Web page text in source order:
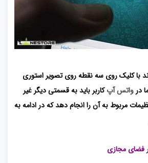
با کلیک روی سه نقطه روی تصویر استوری
درواتس آپکاربر باید به قسمتی دیگر غیر
مربوط به آن را انجام دهد که در ادامه به
فضای مجازی